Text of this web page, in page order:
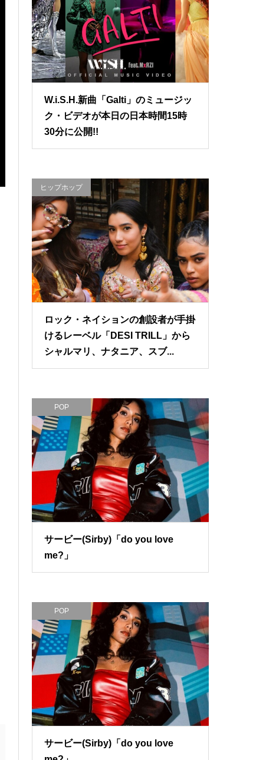
W.i.S.H.新曲「Galti」のミュージッ
ク・ビデオが本日の日本時間15時
30分に公開!!
ヒップホップ
ロック・ネイションの創設者が手掛
けるレーベル「DESI TRILL」から
シャルマリ、ナタニア、スブ...
POP
サービー(Sirby)「do you love
me?」
POP
サービー(Sirby)「do you love